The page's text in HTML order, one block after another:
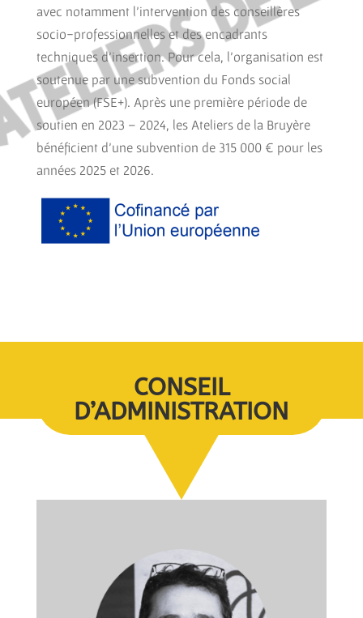
avec notamment l’intervention des conseillères
socio-professionnelles et des encadrants
techniques d’insertion. Pour cela, l’organisation est
soutenue par une subvention du Fonds social
européen (FSE+). Après une première période de
soutien en 2023 – 2024, les Ateliers de la Bruyère
bénéficient d’une subvention de 315 000 € pour les
années 2025 et 2026.
CONSEIL
D’ADMINISTRATION